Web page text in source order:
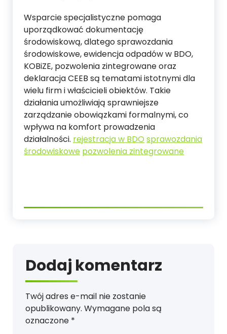
Wsparcie specjalistyczne pomaga
uporządkować dokumentację
środowiskową, dlatego sprawozdania
środowiskowe, ewidencja odpadów w BDO,
KOBiZE, pozwolenia zintegrowane oraz
deklaracja CEEB są tematami istotnymi dla
wielu firm i właścicieli obiektów. Takie
działania umożliwiają sprawniejsze
zarządzanie obowiązkami formalnymi, co
wpływa na komfort prowadzenia
działalności. rejestracja w BDO sprawozdania
środowiskowe pozwolenia zintegrowane
Dodaj komentarz
Twój adres e-mail nie zostanie
opublikowany. Wymagane pola są
oznaczone *